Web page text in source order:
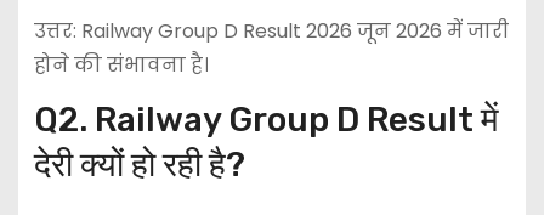
उत्तर: Railway Group D Result 2026 जून 2026 में जारी
होने की संभावना है।
Q2. Railway Group D Result में
देरी क्यों हो रही है?